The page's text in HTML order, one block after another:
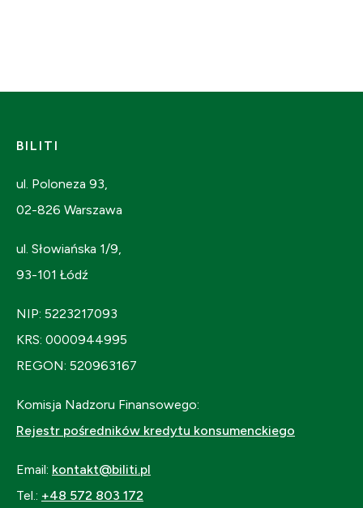
BILITI
ul. Poloneza 93,
02-826 Warszawa
ul. Słowiańska 1/9,
93-101 Łódź
NIP: 5223217093
KRS: 0000944995
REGON: 520963167
Komisja Nadzoru Finansowego:
Rejestr pośredników kredytu konsumenckiego
Email: kontakt@biliti.pl
Tel.: +48 572 803 172